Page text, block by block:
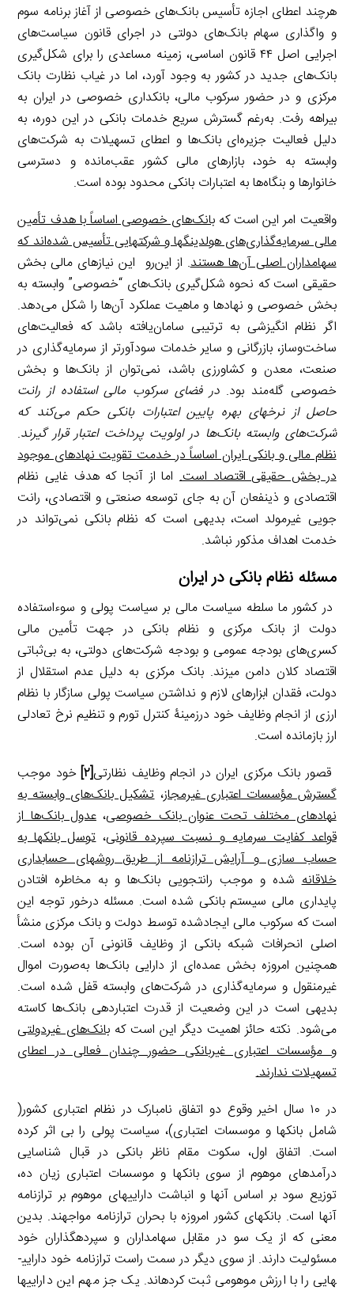
هرچند اعطای اجازه تأسیس بانک‌های خصوصی از آغاز برنامه سوم
و واگذاری سهام بانک‌های دولتی در اجرای قانون سیاست‌های
اجرایی اصل ۴۴ قانون اساسی، زمینه مساعدی را برای شکل‌گیری
بانک‌های جدید در کشور به وجود آورد، اما در غیاب نظارت بانک
مرکزی و در حضور سرکوب مالی، بانکداری خصوصی در ایران به
بیراهه رفت. به‌رغم گسترش سریع خدمات بانکی در این دوره، به
دلیل فعالیت جزیره‌ای بانک‌ها و اعطای تسهیلات به شرکت‌های
وابسته به خود، بازارهای مالی کشور عقب‌مانده و دسترسی
خانوارها و بنگاه‌ها به اعتبارات بانکی محدود بوده است.
واقعیت امر این است که بانک‌های خصوصی اساساً با هدف تأمین
مالی سرمایه‌گذاری‌های هولدینگها و شرکتهایی تأسیس شده‌اند که
سهامداران اصلی آن‌ها هستند. از این‌رو این نیازهای مالی بخش
حقیقی است که نحوه شکل‌گیری بانک‌های “خصوصی” وابسته به
بخش خصوصی و نهادها و ماهیت عملکرد آن‌ها را شکل می‌دهد.
اگر نظام انگیزشی به ترتیبی سامان‌یافته باشد که فعالیت‌های
ساخت‌وساز، بازرگانی و سایر خدمات سودآورتر از سرمایه‌گذاری در
صنعت، معدن و کشاورزی باشد، نمی‌توان از بانک‌ها و بخش
خصوصی گله‌مند بود.در فضای سرکوب مالی استفاده از رانت
حاصل از نرخهای بهره پایین اعتبارات بانکی حکم می‌کند که
شرکت‌های وابسته بانک‌ها در اولویت پرداخت اعتبار قرار گیرند.
نظام مالی و بانکی ایران اساساً در خدمت تقویت نهادهای موجود
در بخش حقیقی اقتصاد است. اما از آنجا که هدف غایی نظام
اقتصادی و ذینفعان آن به جای توسعه صنعتی و اقتصادی، رانت
جویی غیرمولد است، بدیهی است که نظام بانکی نمی‌تواند در
خدمت اهداف مذکور نباشد.
مسئله نظام بانکی در ایران
در کشور ما سلطه سیاست مالی بر سیاست پولی و سوءاستفاده
دولت از بانک مرکزی و نظام بانکی در جهت تأمین مالی
کسری‌های بودجه عمومی و بودجه شرکت‌های دولتی، به بی‌ثباتی
اقتصاد کلان دامن می­زند. بانک مرکزی به دلیل عدم استقلال از
دولت، فقدان ابزارهای لازم و نداشتن سیاست پولی سازگار با نظام
ارزی از انجام وظایف خود درزمینۀ کنترل تورم و تنظیم نرخ تعادلی
ارز بازمانده است.
قصور بانک مرکزی ایران در انجام وظایف نظارتی[۲]
خود موجب
گسترش مؤسسات اعتباری غیرمجاز،تشکیل بانک‌های وابسته به
نهادهای مختلف تحت عنوان بانک خصوصی،عدول بانک‌ها از
قواعد کفایت سرمایه و نسبت سپرده قانونی،توسل بانک­ها به
حساب سازی و آرایش ترازنامه از طریق روش­های حسابداری
خلاقانهشده و موجب رانت­جویی بانک‌ها و به مخاطره افتادن
پایداری مالی سیستم بانکی شده است. مسئله درخور توجه این
است که سرکوب مالی ایجادشده توسط دولت و بانک مرکزی منشأ
اصلی انحرافات شبکه بانکی از وظایف قانونی آن بوده است.
همچنین امروزه بخش عمده‌ای از دارایی بانک‌ها به‌صورت اموال
غیرمنقول و سرمایه‌گذاری در شرکت‌های وابسته قفل شده است.
بدیهی است در این وضعیت از قدرت اعتباردهی بانک‌ها کاسته
می‌شود. نکته حائز اهمیت دیگر این است کهبانک‌های غیردولتی
و مؤسسات اعتباری غیربانکی حضور چندان فعالی در اعطای
تسهیلات ندارند.
در ۱۰ سال اخیر وقوع دو اتفاق نامبارک در نظام اعتباری کشور(
شامل بانک­ها و موسسات اعتباری)، سیاست پولی را بی اثر کرده
است. اتفاق اول، سکوت مقام ناظر بانکی در قبال شناسایی
درآمدهای موهوم از سوی بانک­ها و موسسات اعتباری زیان ده،
توزیع سود بر اساس آنها و انباشت دارایی­های موهوم بر ترازنامه
آنها است. بانک­های کشور امروزه با بحران ترازنامه مواجهند. بدین
معنی که از یک سو در مقابل سهامداران و سپرده­گذاران خود
مسئولیت دارند. از سوی دیگر در سمت راست ترازنامه خود دارایی­
هایی را با ارزش موهومی ثبت کرده­اند. یک جز مهم این دارایی­ها